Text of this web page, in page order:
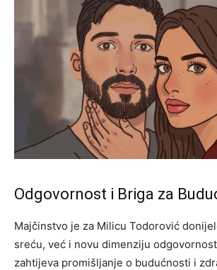
Odgovornost i Briga za
Majčinstvo je za Milicu Todorović
sreću, već i novu dimenziju
zahtijeva promišljanje o budućnosti i